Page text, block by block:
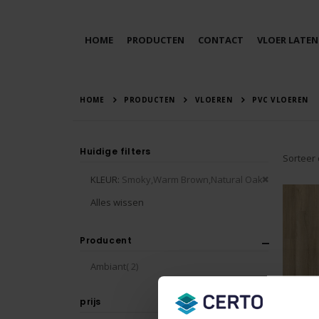
HOME PRODUCTEN CONTACT VLOER
HOME PRODUCTEN VLOEREN PVC VLOEREN
Sorteer
Huidige filters
KLEUR Smoky,Warm Brown,Natural Oak
Alles wissen
Producent
Ambiant 2producten
prijs